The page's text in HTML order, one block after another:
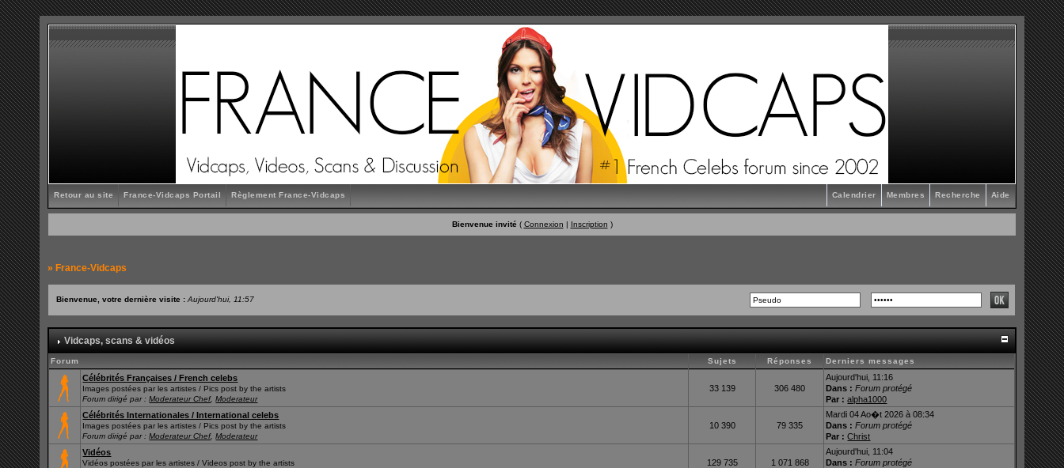
Retour au site France-Vidcaps Portail Règlement France-Vidcaps Aide
Recherche
Membres
Calendrier
Bienvenue invité( Connexion | Inscription )
» France-Vidcaps
Bienvenue, votre dernière visite :Aujourd'hui, 11:57
Vidcaps, scans & vidéos
Forum Sujets Réponses Derniers messages
Célébrités Françaises / French celebs
Images postées par les artistes / Pics post by the artists
Forum dirigé par :Moderateur Chef,Moderateur
33 139 306 480
Aujourd'hui, 11:16
Dans : Forum protégé
Par : alpha1000
Célébrités Internationales / International celebs
Images postées par les artistes / Pics post by the artists
Forum dirigé par :Moderateur Chef,Moderateur
10 390 79 335
Mardi 04 Ao�t 2026 à 08:34
Dans : Forum protégé
Par : Christ
Vidéos
Vidéos postées par les artistes / Videos post by the artists
129 735 1 071 868
Aujourd'hui, 11:04
Dans : Forum protégé